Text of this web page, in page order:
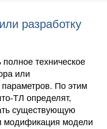
разработку
техническое
или
По этим
ТЛ определят,
существующую
модификация модели